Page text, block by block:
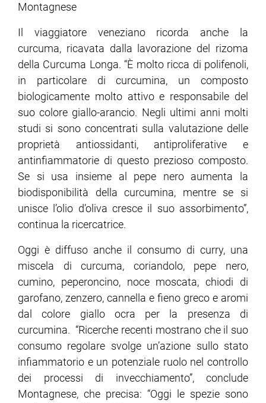
Montagnese
Il viaggiatore veneziano ricorda anche la
curcuma, ricavata dalla lavorazione del rizoma
della Curcuma Longa. “È molto ricca di polifenoli,
in particolare di curcumina, un composto
biologicamente molto attivo e responsabile del
suo colore giallo-arancio. Negli ultimi anni molti
studi si sono concentrati sulla valutazione delle
proprietà antiossidanti, antiproliferative e
antinfiammatorie di questo prezioso composto.
Se si usa insieme al pepe nero aumenta la
biodisponibilità della curcumina, mentre se si
unisce l’olio d’oliva cresce il suo assorbimento”,
continua la ricercatrice.
Oggi è diffuso anche il consumo di curry, una
miscela di curcuma, coriandolo, pepe nero,
cumino, peperoncino, noce moscata, chiodi di
garofano, zenzero, cannella e fieno greco e aromi
dal colore giallo ocra per la presenza di
curcumina. “Ricerche recenti mostrano che il suo
consumo regolare svolge un’azione sullo stato
infiammatorio e un potenziale ruolo nel controllo
dei processi di invecchiamento”, conclude
Montagnese, che precisa: “Oggi le spezie sono